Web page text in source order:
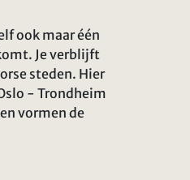
ook maar één
Je verblijft
steden. Hier
- Trondheim
vormen de